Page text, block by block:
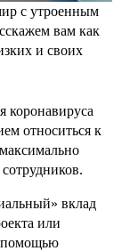
с утроенным
вам как
и своих
коронавируса
относиться к
вклад
или
помощью